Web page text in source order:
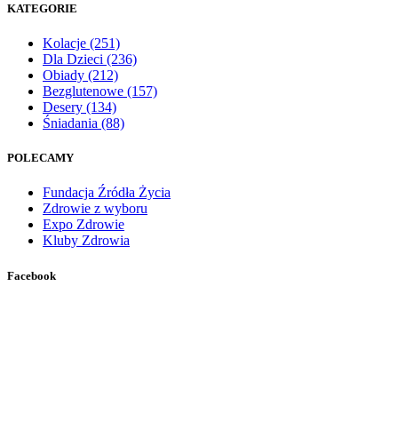
KATEGORIE
Kolacje (251)
Dla Dzieci (236)
Obiady (212)
Bezglutenowe (157)
Desery (134)
Śniadania (88)
POLECAMY
Fundacja Źródła Życia
Zdrowie z wyboru
Expo Zdrowie
Kluby Zdrowia
Facebook